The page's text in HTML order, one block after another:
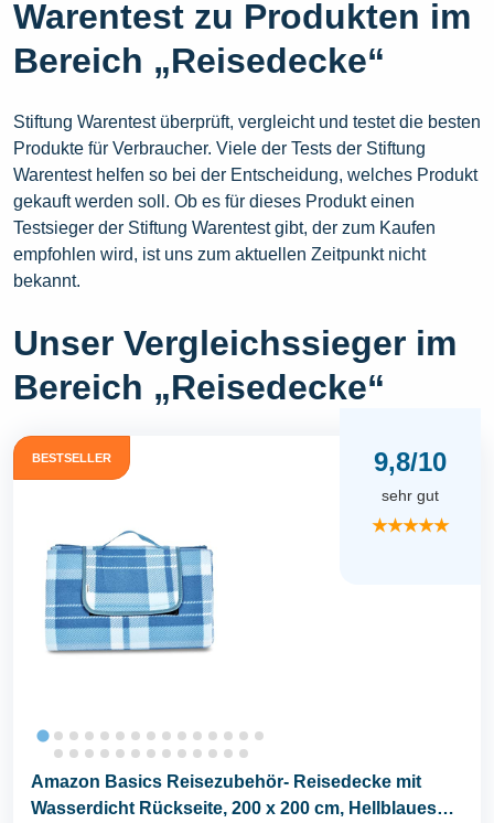
Warentest zu Produkten im
Bereich „Reisedecke“
Stiftung Warentest überprüft, vergleicht und testet die besten
Produkte für Verbraucher. Viele der Tests der Stiftung
Warentest helfen so bei der Entscheidung, welches Produkt
gekauft werden soll. Ob es für dieses Produkt einen
Testsieger der Stiftung Warentest gibt, der zum Kaufen
empfohlen wird, ist uns zum aktuellen Zeitpunkt nicht
bekannt.
Unser Vergleichssieger im
Bereich „Reisedecke“
BESTSELLER 9,8/10
sehr gut
★★★★★
Amazon Basics Reisezubehör- Reisedecke mit
Wasserdicht Rückseite, 200 x 200 cm, Hellblaues